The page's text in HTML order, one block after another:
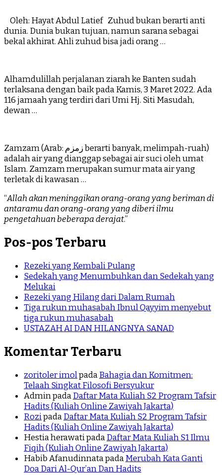
Oleh: Hayat Abdul Latief Zuhud bukan berarti anti
dunia. Dunia bukan tujuan, namun sarana sebagai
bekal akhirat. Ahli zuhud bisa jadi orang …
Alhamdulillah perjalanan ziarah ke Banten sudah
terlaksana dengan baik pada Kamis, 3 Maret 2022. Ada
116 jamaah yang terdiri dari Umi Hj. Siti Masudah,
dewan …
Zamzam (Arab: زمزم‎ berarti banyak, melimpah-ruah)
adalah air yang dianggap sebagai air suci oleh umat
Islam. Zamzam merupakan sumur mata air yang
terletak di kawasan …
“Allah akan meninggikan orang-orang yang beriman di
antaramu dan orang-orang yang diberi ilmu
pengetahuan beberapa derajat.”
Pos-pos Terbaru
Rezeki yang Kembali Pulang
Sedekah yang Menumbuhkan dan Sedekah yang
Melukai
Rezeki yang Hilang dari Dalam Rumah
Tiga rukun muhasabah Ibnul Qayyim menyebut
tiga rukun muhasabah
USTAZAH AI DAN HILANGNYA SANAD
Komentar Terbaru
zoritoler imolpadaBahagia dan Komitmen:
Telaah Singkat Filosofi Bersyukur
AdminpadaDaftar Mata Kuliah S2 Program Tafsir
Hadits (Kuliah Online Zawiyah Jakarta)
RozipadaDaftar Mata Kuliah S2 Program Tafsir
Hadits (Kuliah Online Zawiyah Jakarta)
Hestia herawatipadaDaftar Mata Kuliah S1 Ilmu
Fiqih (Kuliah Online Zawiyah Jakarta)
Habib AfanudinnatapadaMerubah Kata Ganti
Doa Dari Al-Qur’an Dan Hadits